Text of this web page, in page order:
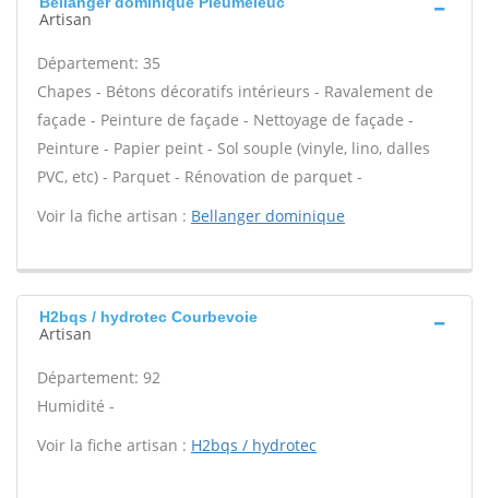
Artisan
Département: 35
Chapes - Bétons décoratifs intérieurs - Ravalement de
façade - Peinture de façade - Nettoyage de façade -
Peinture - Papier peint - Sol souple (vinyle, lino, dalles
PVC, etc) - Parquet - Rénovation de parquet -
Voir la fiche artisan : Bellanger dominique
H2bqs / hydrotec Courbevoie
Artisan
Département: 92
Humidité -
Voir la fiche artisan : H2bqs / hydrotec